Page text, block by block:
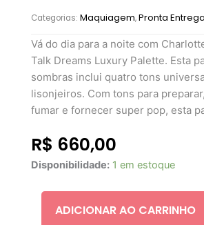
Categorias: Maquiagem,Pronta
Vá do dia para a noite com
Talk Dreams Luxury Palette. Esta
sombras inclui quatro tons
lisonjeiros. Com tons para
fumar e fornecer super pop, esta
R$ 660,00
Disponibilidade: 1 em estoque
Charlotte
Luxury
Palette
PillowADICIONAR AO CARRINHO